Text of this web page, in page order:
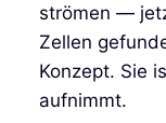
strömen —
Zellen
Konzept. Sie
aufnimmt.